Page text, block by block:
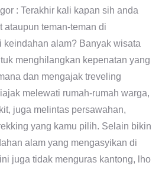
: Terakhir kali kapan sih anda
ataupun teman-teman di
keindahan alam? Banyak wisata
menghilangkan kepenatan yang
dan mengajak treveling
melewati rumah-rumah warga,
juga melintas persawahan,
yang kamu pilih. Selain bikin
alam yang mengasyikan di
juga tidak menguras kantong, lho